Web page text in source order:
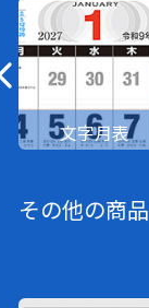
文字月表
その他の商品